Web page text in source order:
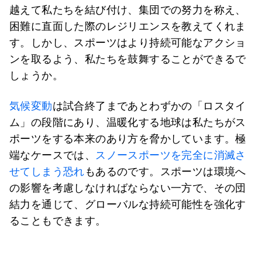
越えて私たちを結び付け、集団での努力を称え、
困難に直面した際のレジリエンスを教えてくれま
す。しかし、スポーツはより持続可能なアクショ
ンを取るよう、私たちを鼓舞することができるで
しょうか。
気候変動は試合終了まであとわずかの「ロスタイ
ム」の段階にあり、温暖化する地球は私たちがス
ポーツをする本来のあり方を脅かしています。極
端なケースでは、
スノースポーツを完全に消滅さ
せてしまう恐れもあるのです。スポーツは環境へ
の影響を考慮しなければならない一方で、その団
結力を通じて、グローバルな持続可能性を強化す
ることもできます。